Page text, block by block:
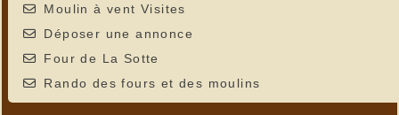
Moulin à vent Visites
Déposer une annonce
Four de La Sotte
Rando des fours et des moulins